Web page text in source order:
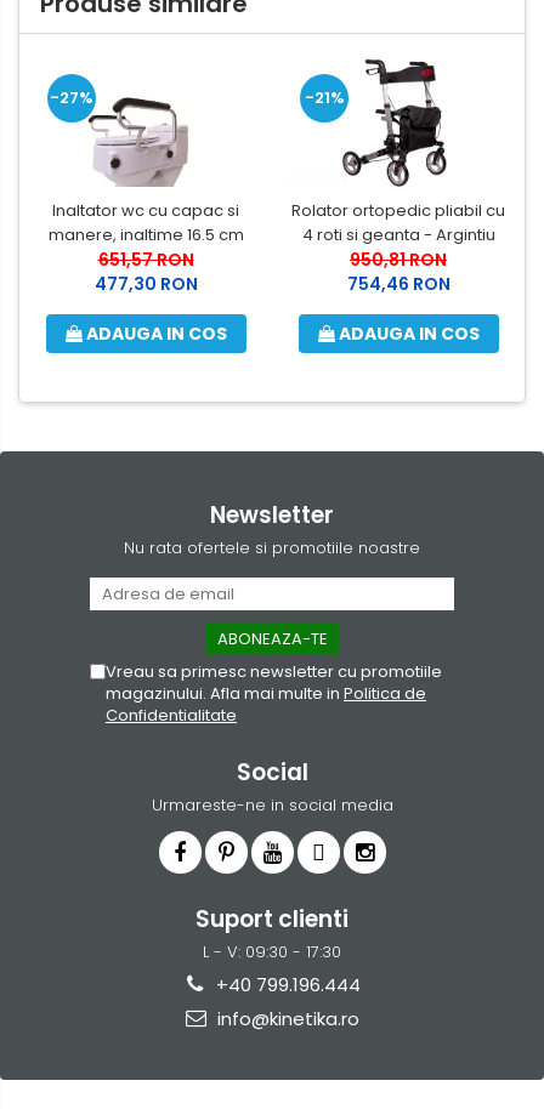
-27%
Inaltator wc cu capac si
manere, inaltime 16.5 cm
651,57 RON
477,30 RON
ADAUGA IN COS
-21%
Rolator ortopedic pliabil cu
4 roti si geanta - Argintiu
950,81 RON
754,46 RON
ADAUGA IN COS
Newsletter
Nu rata ofertele si promotiile noastre
Vreau sa primesc newsletter cu promotiile
magazinului. Afla mai multe in Politica de
Confidentialitate
Social
Urmareste-ne in social media
Suport clienti
L - V: 09:30 - 17:30
+40 799.196.444
info@kinetika.ro